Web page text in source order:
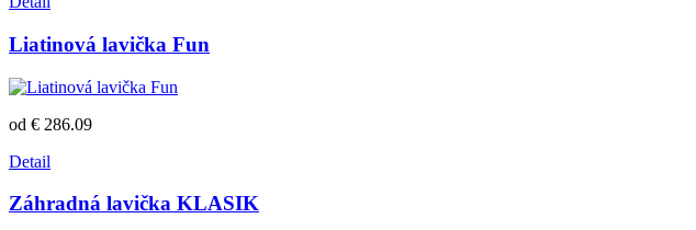
Liatinová lavička Fun
od € 286.09
Detail
Záhradná lavička KLASIK